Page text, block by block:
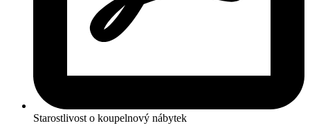
Starostlivost o koupelnový nábytek